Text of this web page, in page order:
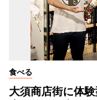
食べる
大須商店街に体